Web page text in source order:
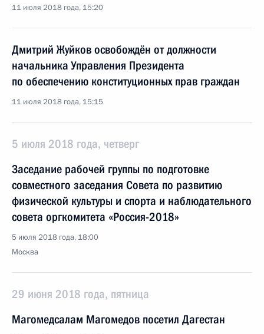
11 июля 2018 года, 15:20
Дмитрий Жуйков освобождён от должности
начальника Управления Президента
по обеспечению конституционных прав граждан
11 июля 2018 года, 15:15
5 июля 2018 года, четверг
Заседание рабочей группы по подготовке
совместного заседания Совета по развитию
физической культуры и спорта и наблюдательного
совета оргкомитета «Россия-2018»
5 июля 2018 года, 18:00
Москва
29 июня 2018 года, пятница
Магомедсалам Магомедов посетил Дагестан